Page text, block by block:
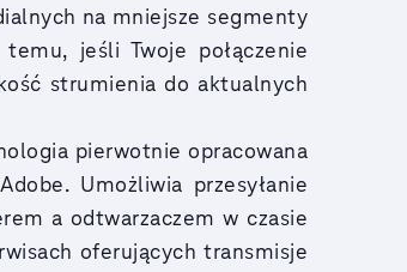
na mniejsze segmenty
jeśli Twoje połączenie
strumienia do aktualnych
pierwotnie opracowana
Umożliwia przesyłanie
a odtwarzaczem w czasie
oferujących transmisje